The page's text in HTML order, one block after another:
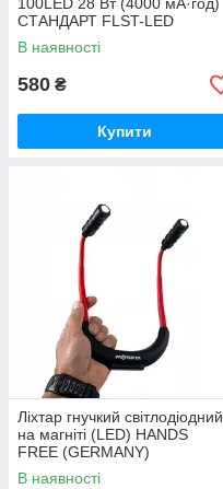
100LED 28 Вт (4000 мА·год)
СТАНДАРТ FLST-LED
В наявності
580 ₴
Купити
Ліхтар гнучкий світлодіодний
на магніті (LED) HANDS
FREE (GERMANY)
PROTESTER HF-0302
В наявності